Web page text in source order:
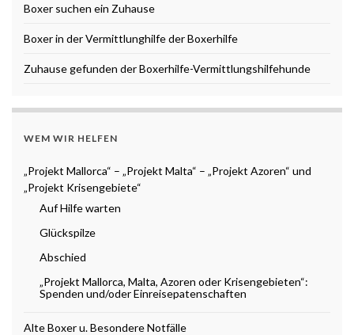
Boxer suchen ein Zuhause
Boxer in der Vermittlunghilfe der Boxerhilfe
Zuhause gefunden der Boxerhilfe-Vermittlungshilfehunde
WEM WIR HELFEN
„Projekt Mallorca“ – „Projekt Malta“ – „Projekt Azoren“ und
„Projekt Krisengebiete“
Auf Hilfe warten
Glückspilze
Abschied
„Projekt Mallorca, Malta, Azoren oder Krisengebieten“:
Spenden und/oder Einreisepatenschaften
Alte Boxer u. Besondere Notfälle